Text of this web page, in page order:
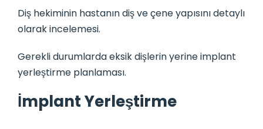
Diş hekiminin hastanın diş ve çene yapısını detaylı
olarak incelemesi.
Gerekli durumlarda eksik dişlerin yerine implant
yerleştirme planlaması.
İmplant Yerleştirme